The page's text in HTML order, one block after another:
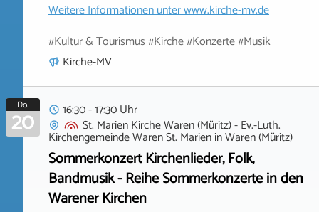
Weitere Informationen unterwww.kirche-mv.de
#Kultur & Tourismus #Kirche #Konzerte #Musik
Kirche-MV
Do.
20
16:30 - 17:30 Uhr
St. Marien Kirche Waren (Müritz) - Ev.-Luth.
Kirchengemeinde Waren St. MarieninWaren (Müritz)
Sommerkonzert Kirchenlieder, Folk,
Bandmusik - Reihe Sommerkonzerte in den
Warener Kirchen